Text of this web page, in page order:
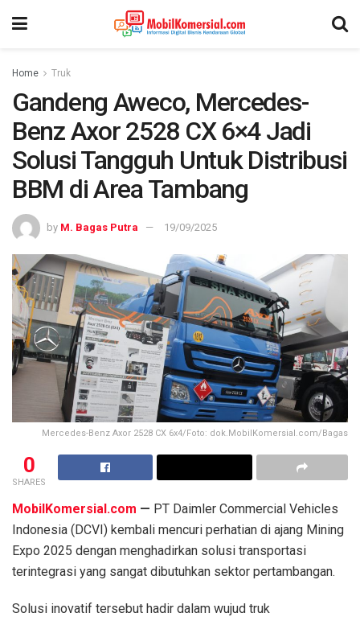
Home Truk
Gandeng Aweco, Mercedes-
Benz Axor 2528 CX 6×4 Jadi
Solusi Tangguh Untuk Distribusi
BBM di Area Tambang
by M. Bagas Putra 19/09/2025
Mercedes-Benz Axor 2528 CX 6x4/Foto: dok.MobilKomersial.com/Bagas
0
SHARES
MobilKomersial.com — PT Daimler Commercial Vehicles
Indonesia (DCVI) kembali mencuri perhatian di ajang Mining
Expo 2025 dengan menghadirkan solusi transportasi
terintegrasi yang sangat dibutuhkan sektor pertambangan.
Solusi inovatif tersebut hadir dalam wujud truk